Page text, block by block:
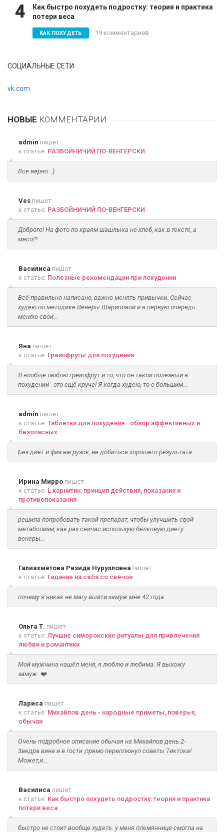
4
Как быстро похудеть подростку: теория и практика
потери веса
КАК ПОХУДЕТЬ 19 комментариев
СОЦИАЛЬНЫЕ СЕТИ
vk.com
НОВЫЕ КОММЕНТАРИИ
admin пишет
к статье: РАЗБОЙНИЧИЙ ПО-ВЕНГЕРСКИ
Все верно. :)
Ves пишет
к статье: РАЗБОЙНИЧИЙ ПО-ВЕНГЕРСКИ
Доброго! На фото по краям шашлыка не хлеб, как в тексте, а
мясо!?
Василиса пишет
к статье: Полезные рекомендации при похудении
Всё правильно написано, важно менять привычки. Сейчас
худею по методике Венеры Шариповой и в первую очередь
меняю свои...
Яна пишет
к статье: Грейпфруты для похудения
Я вообще люблю грейпфрут и то, что он такой полезный в
похудении - это ещё круче! Я когда худею, то с большим...
admin пишет
к статье: Таблетки для похудения - обзор эффективных и
безопасных
Без диет и физ нагрузок, не добиться хорошего результата
Ирина Мирро пишет
к статье: L карнитин: принцип действия, показания и
противопоказания
решила попробовать такой препарат, чтобы улучшить свой
метаболизм, как раз сейчас использую белковую диету
венеры...
Галиахметова Резида Нурулловна пишет
к статье: Гадание на себя со свечой
почему я никак не магу выйти замуж мне 42 года
Ольга Т. пишет
к статье: Лучшие симоронские ритуалы для привлечения
любви и романтики
Мой мужчина нашёл меня, я люблю и любима. Я выхожу
замуж. ❤️
Лариса пишет
к статье: Михайлов день - народные приметы, поверья,
обычаи
Очень подробное описание обычая на Михайлов день.2-
3ведра вина и в гости ,прямо переплюнул советы Тиктока!
Может,и...
Василиса пишет
к статье: Как быстро похудеть подростку: теория и практика
потери веса
быстро не стоит вообще худеть. у меня племяннице смогла на